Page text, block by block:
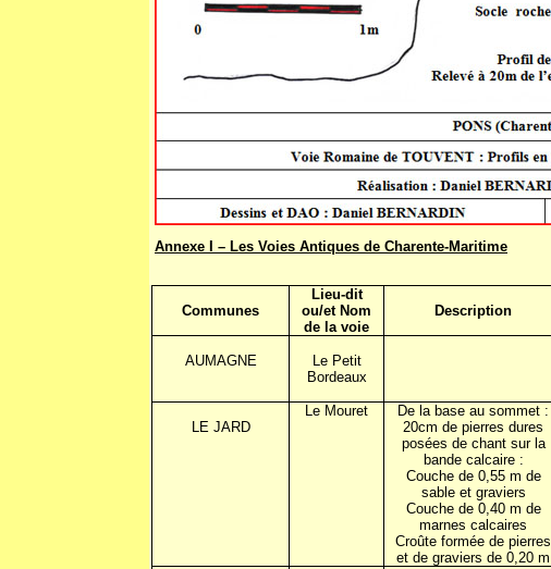
Annexe I – Les Voies Antiques de Charente-Maritime
Communes
Lieu-dit
ou/et Nom
de la voie
Description
AUMAGNE
Le Petit
Bordeaux
LE JARD
Le Mouret
De la base au sommet :
20cm de pierres dures
posées de chant sur la
bande calcaire :
Couche de 0,55 m de
sable et graviers
Couche de 0,40 m de
marnes calcaires
Croûte formée de pierres
et de graviers de0,20 m